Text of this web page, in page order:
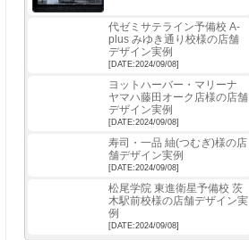
代ゼミサテライン予備校 A-
plus みゆき通り校様の店舗
デザイン実例
[DATE:2024/09/08]
ヨットハーバー・マリーナ
ヤマハ藤田オーク店様の店舗
デザイン実例
[DATE:2024/09/08]
寿司・一品 紬(つむぎ)様の店
舗デザイン実例
[DATE:2024/09/08]
松尾学院 東進衛星予備校 茨
木駅前校様の店舗デザイン実
例
[DATE:2024/09/08]